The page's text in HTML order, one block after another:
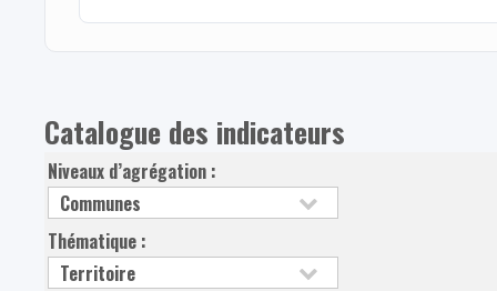
Catalogue des indicateurs
Niveaux d’agrégation :
Thématique :